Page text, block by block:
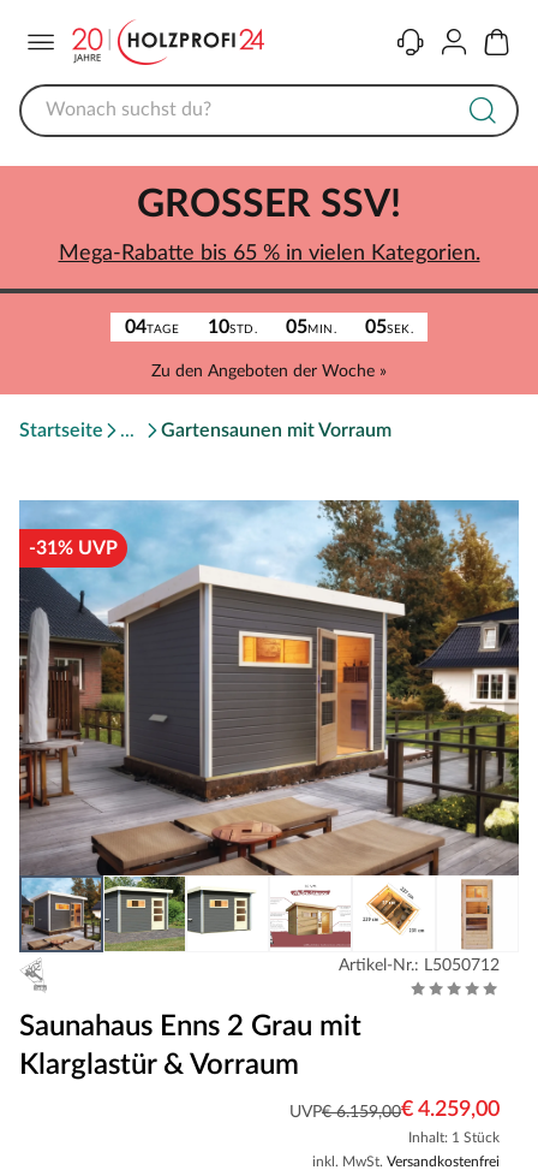
KontaktKonto
04TAGE 10STD. 05MIN. 05SEK.
Zu den Angeboten der Woche »
GROSSER SSV!
Mega-Rabatte bis 65 % in vielen Kategorien.
Startseite Gartensaunen mit Vorraum
-31% UVP
Artikel-Nr.: L5050712
Saunahaus Enns 2 Grau mit
Klarglastür & Vorraum
UVP€ 6.159,00€ 4.259,00
Inhalt: 1 Stück
inkl. MwSt. Versandkostenfrei